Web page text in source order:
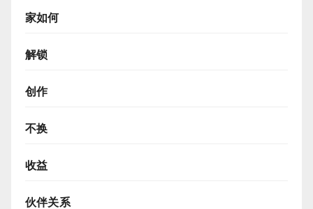
家如何
解锁
创作
不换
收益
伙伴关系